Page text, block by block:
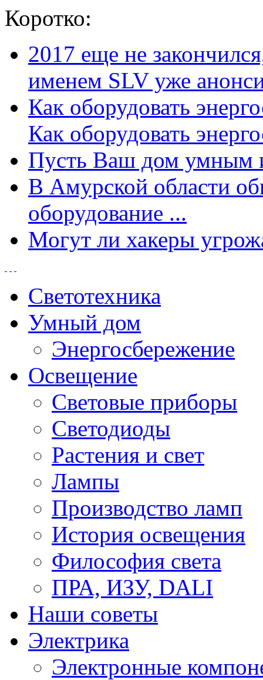
Коротко:
2017 еще не
именем SLV уже
Как оборудовать
Как оборудовать
Пусть Ваш дом умным
В Амурской области
оборудование ...
Могут ли хакеры
Светотехника
Умный дом
Энергосбережение
Освещение
Световые приборы
Светодиоды
Растения и свет
Лампы
Производство ламп
История освещения
Философия света
ПРА, ИЗУ, DALI
Наши советы
Электрика
Электронные